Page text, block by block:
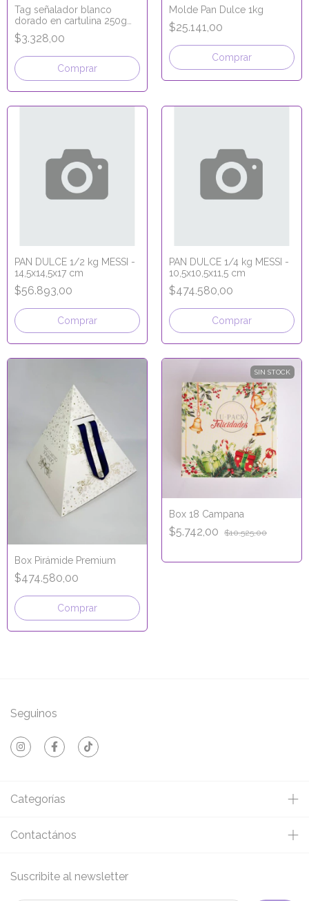
Tag señalador blanco
dorado en cartulina 250g
laminado en polipropileno
15x5
$3.328,00
Comprar
Molde Pan Dulce 1kg
$25.141,00
Comprar
PAN DULCE 1/2 kg MESSI -
14,5x14,5x17 cm
$56.893,00
Comprar
PAN DULCE 1/4 kg MESSI -
10,5x10,5x11,5 cm
$474.580,00
Comprar
Box Pirámide Premium
$474.580,00
Comprar
SIN STOCK
Box 18 Campana
$5.742,00 $10.525,00
Seguinos
Categorías
Contactános
Suscribite al newsletter